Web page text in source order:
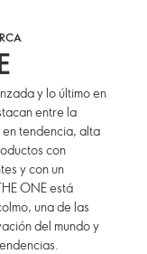
y lo último en
entre la
en tendencia, alta
con
y con un
ONE está
una de las
del mundo y